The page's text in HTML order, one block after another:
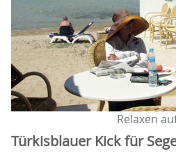
Relaxen
Türkisblauer Kick für